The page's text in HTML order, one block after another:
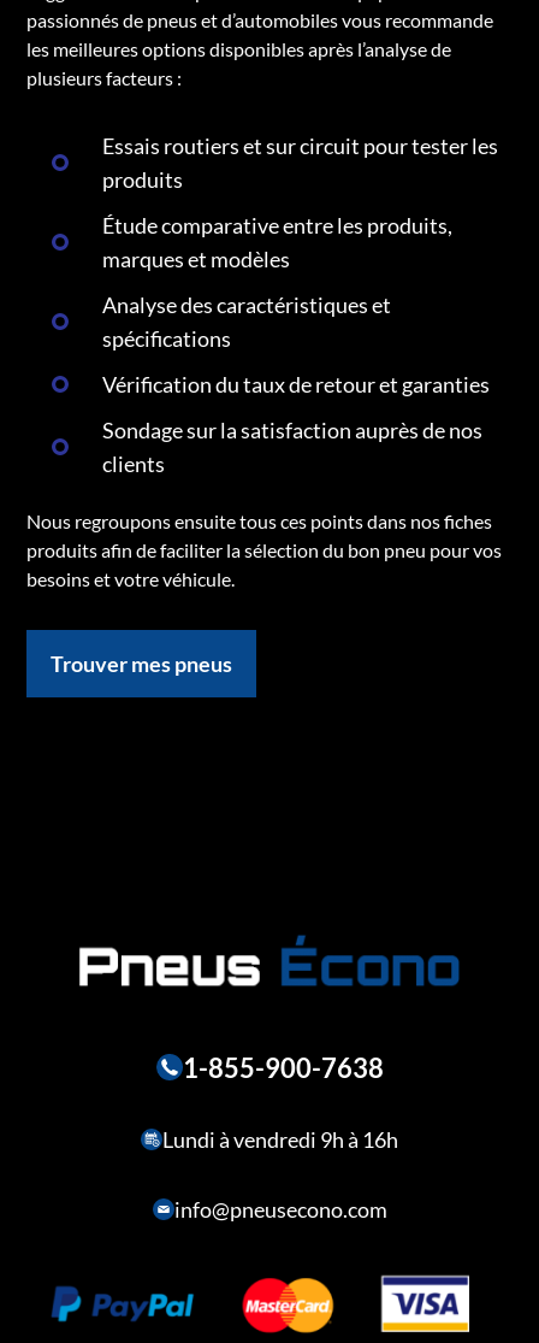
passionnés de pneus et d’automobiles vous recommande
les meilleures options disponibles après l’analyse de
plusieurs facteurs :
Essais routiers et sur circuit pour tester les
produits
Étude comparative entre les produits,
marques et modèles
Analyse des caractéristiques et
spécifications
Vérification du taux de retour et garanties
Sondage sur la satisfaction auprès de nos
clients
Nous regroupons ensuite tous ces points dans nos fiches
produits afin de faciliter la sélection du bon pneu pour vos
besoins et votre véhicule.
Trouver mes pneus
1-855-900-7638
Lundi à vendredi 9h à 16h
info@pneusecono.com